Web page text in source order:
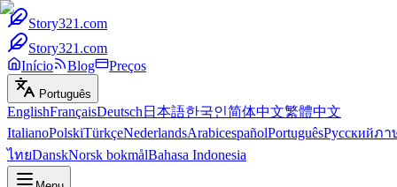
Story321.com
Story321.com
Início
Blog Preços
Português
EnglishFrançaisDeutsch 日本語한국인简体中文繁體中文
ItalianoPolskiTürkçeNederlandsArabicespañolPortuguêsРусскийภา
ไทยDanskNorsk bokmålBahasa Indonesia